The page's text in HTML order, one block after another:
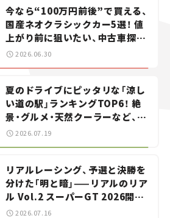
今なら“100万円前後”で買える、
国産ネオクラシックカー5選！ 値
上がり前に狙いたい、中古車探し
をお手伝い――ちょっとイケてるマ
2026.06.30
夏のドライブにピッタリな「涼し
い道の駅」ランキングTOP6！ 絶
景・グルメ・天然クーラーなど、避
暑におすすめのスポットを紹介
【道の駅マニアの推し駅ガイド】
2026.07.19
リアルレーシング、予選と決勝を
分けた「明と暗」——リアルのリア
ル Vol.2 スーパーGT 2026開幕
戦 岡山国際サーキット
2026.07.16